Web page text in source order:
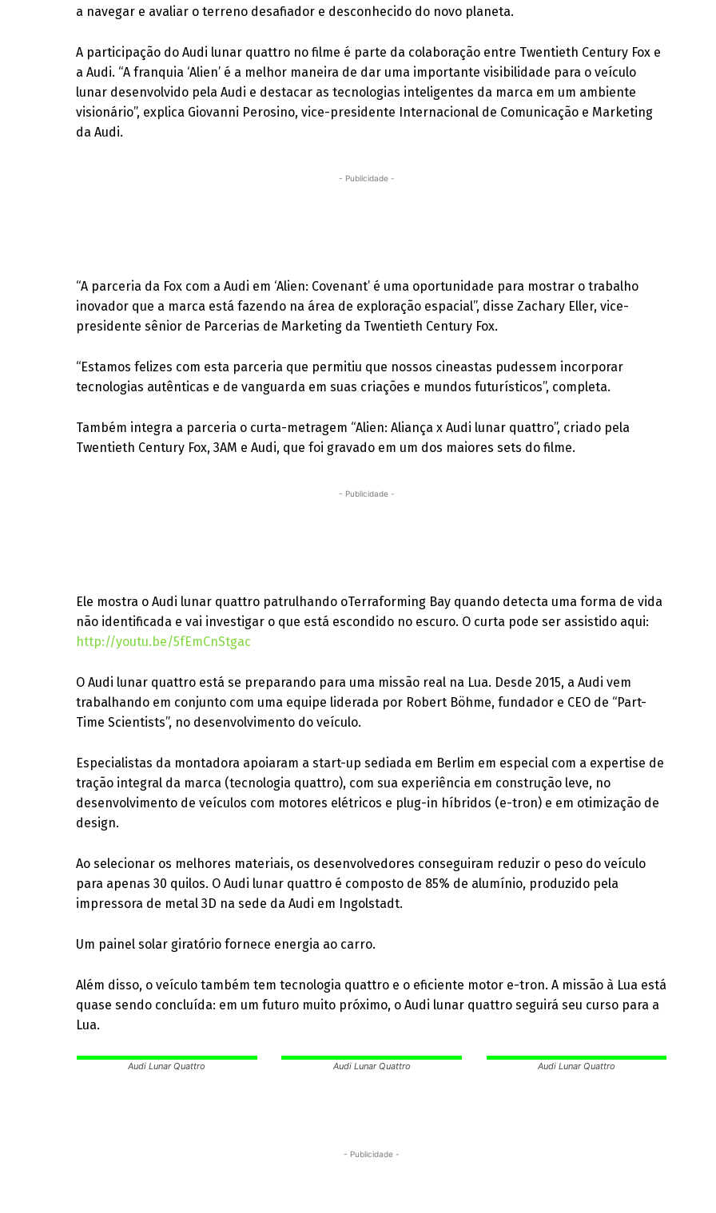
a navegar e avaliar o terreno desafiador e desconhecido do novo planeta.
A participação do Audi lunar quattro no filme é parte da colaboração entre Twentieth Century Fox e
a Audi. “A franquia ‘Alien’ é a melhor maneira de dar uma importante visibilidade para o veículo
lunar desenvolvido pela Audi e destacar as tecnologias inteligentes da marca em um ambiente
visionário”, explica Giovanni Perosino, vice-presidente Internacional de Comunicação e Marketing
da Audi.
- Publicidade -
“A parceria da Fox com a Audi em ‘Alien: Covenant’ é uma oportunidade para mostrar o trabalho
inovador que a marca está fazendo na área de exploração espacial”, disse Zachary Eller, vice-
presidente sênior de Parcerias de Marketing da Twentieth Century Fox.
“Estamos felizes com esta parceria que permitiu que nossos cineastas pudessem incorporar
tecnologias autênticas e de vanguarda em suas criações e mundos futurísticos”, completa.
Também integra a parceria o curta-metragem “Alien: Aliança x Audi lunar quattro”, criado pela
Twentieth Century Fox, 3AM e Audi, que foi gravado em um dos maiores sets do filme.
- Publicidade -
Ele mostra o Audi lunar quattro patrulhando oTerraforming Bay quando detecta uma forma de vida
não identificada e vai investigar o que está escondido no escuro. O curta pode ser assistido aqui:
http://youtu.be/5fEmCnStgac
O Audi lunar quattro está se preparando para uma missão real na Lua. Desde 2015, a Audi vem
trabalhando em conjunto com uma equipe liderada por Robert Böhme, fundador e CEO de “Part-
Time Scientists”, no desenvolvimento do veículo.
Especialistas da montadora apoiaram a start-up sediada em Berlim em especial com a expertise de
tração integral da marca (tecnologia quattro), com sua experiência em construção leve, no
desenvolvimento de veículos com motores elétricos e plug-in híbridos (e-tron) e em otimização de
design.
Ao selecionar os melhores materiais, os desenvolvedores conseguiram reduzir o peso do veículo
para apenas 30 quilos. O Audi lunar quattro é composto de 85% de alumínio, produzido pela
impressora de metal 3D na sede da Audi em Ingolstadt.
Um painel solar giratório fornece energia ao carro.
Além disso, o veículo também tem tecnologia quattro e o eficiente motor e-tron. A missão à Lua está
quase sendo concluída: em um futuro muito próximo, o Audi lunar quattro seguirá seu curso para a
Lua.
Audi Lunar Quattro Audi Lunar Quattro Audi Lunar Quattro
- Publicidade -